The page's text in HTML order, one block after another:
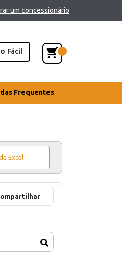
um concessionário
Fácil
Frequentes
Excel